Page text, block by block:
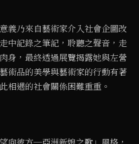
義乃來自藝術家介入社會企圖改
中記錄之筆記，聆聽之聲音，走
身，最終透過展覽揭露她與左營
術品的美學與藝術家的行動有著
相遇的社會關係困難重重。